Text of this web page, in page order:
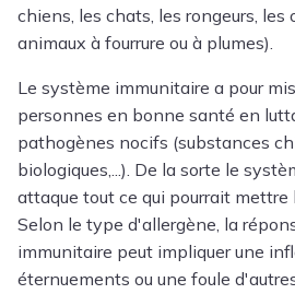
chiens, les chats, les rongeurs, les
animaux à fourrure ou à plumes).
Le système immunitaire a pour
personnes en bonne santé en
pathogènes nocifs (substances
biologiques,...). De la sorte le
attaque tout ce qui pourrait mettre
Selon le type d'allergène, la
immunitaire peut impliquer une
éternuements ou une foule